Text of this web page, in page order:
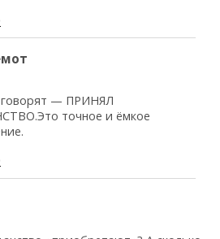
говорят — ПРИНЯЛ
точное и ёмкое